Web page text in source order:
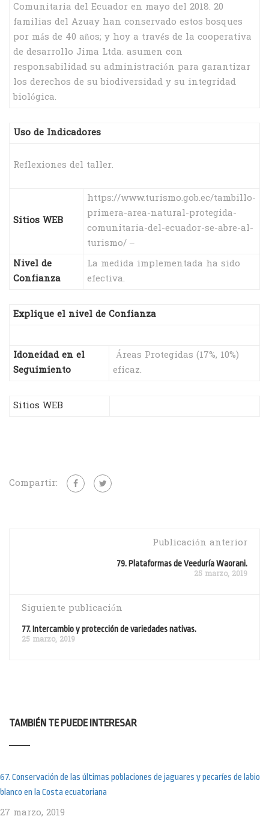
Comunitaria del Ecuador en mayo del 2018. 20
familias del Azuay han conservado estos bosques
por más de 40 años; y hoy a través de la cooperativa
de desarrollo Jima Ltda. asumen con
responsabilidad su administración para garantizar
los derechos de su biodiversidad y su integridad
biológica.
Uso de Indicadores
Reflexiones del taller.
Sitios WEB
https://www.turismo.gob.ec/tambillo-
primera-area-natural-protegida-
comunitaria-del-ecuador-se-abre-al-
turismo/ –
Nivel de
Confianza
La medida implementada ha sido
efectiva.
Explique el nivel de Confianza
Idoneidad en el
Seguimiento
Áreas Protegidas (17%, 10%)
eficaz.
Sitios WEB
Compartir:
Publicación anterior
79. Plataformas de Veeduría Waorani.
25 marzo, 2019
Siguiente publicación
77. Intercambio y protección de variedades nativas.
25 marzo, 2019
TAMBIÉN TE PUEDE INTERESAR
67. Conservación de las últimas poblaciones de jaguares y pecaríes de labio
blanco en la Costa ecuatoriana
27 marzo, 2019